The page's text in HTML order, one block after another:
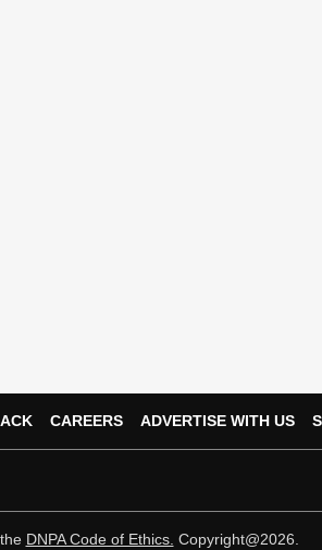
CAREERS ADVERTISE WITH US
DNPA Code of Ethics. Copyright@2026.